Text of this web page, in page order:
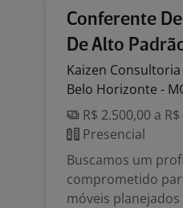
Conferente
De Alto
Kaizen Consultoria
Belo Horizonte -
R$ 2.500,00 a
Presencial
Buscamos um
comprometido
móveis